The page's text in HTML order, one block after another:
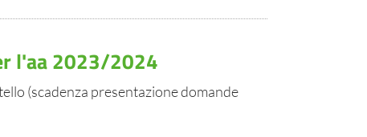
l'aa 2023/2024
(scadenza presentazione domande